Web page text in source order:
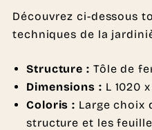
Découvrez ci-dessous
techniques de la
Structure : Tôle de
Dimensions : L 1020
Coloris : Large choix
structure et les